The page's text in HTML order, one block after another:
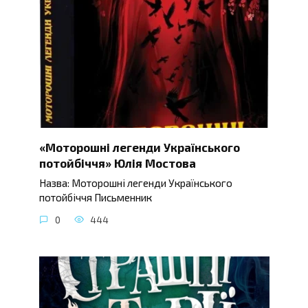
«Моторошні легенди Українського
потойбіччя» Юлія Мостова
Назва: Моторошні легенди Українського
потойбіччя Письменник
0 444